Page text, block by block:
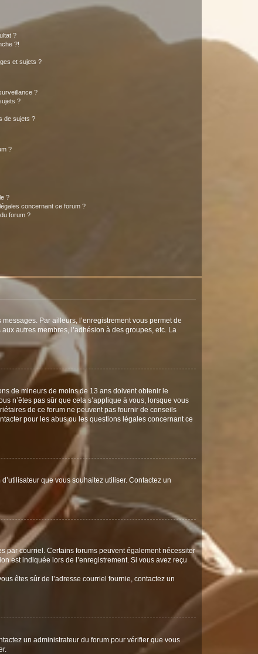
?
?!
et sujets ?
?
?
de sujets ?
?
?
concernant ce forum ?
forum ?
Par ailleurs, l’enregistrement vous permet de
autres membres, l’adhésion à des groupes, etc. La
de mineurs de moins de 13 ans doivent obtenir le
n’êtes pas sûr que cela s’applique à vous, lorsque vous
de ce forum ne peuvent pas fournir de conseils
pour les abus ou les questions légales concernant ce
que vous souhaitez utiliser. Contactez un
par courriel. Certains forums peuvent également nécessiter
est indiquée lors de l’enregistrement. Si vous avez reçu
êtes sûr de l’adresse courriel fournie, contactez un
un administrateur du forum pour vérifier que vous